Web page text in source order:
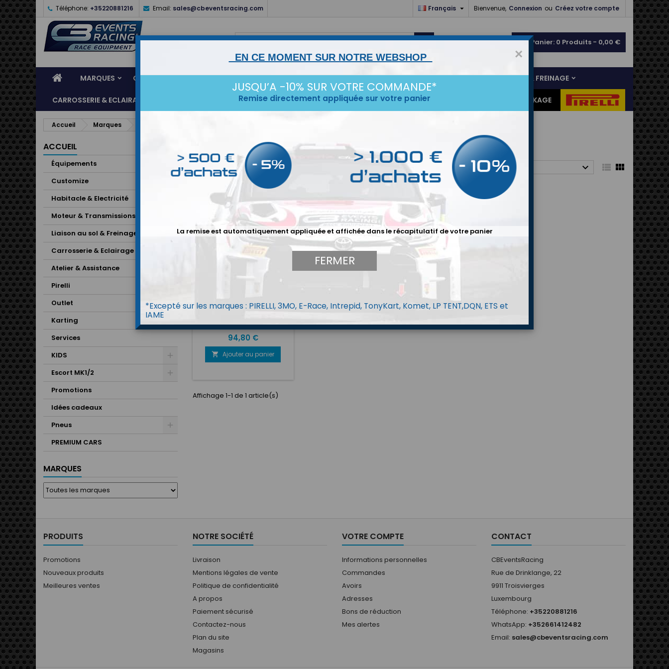
Téléphone: +35220881216 Email: sales@cbeventsracing.com Bienvenue, Connexion ou Créez votre compte
Français 
shopping_cart Panier: 0 Produits - 0,00 €

MARQUES CASQUES ÉQUIPEMENTS HABITACLE & ELECTRICITÉ MOTEUR & TRANSMISSIONS LIAISON AU SOL & FREINAGE
CARROSSERIE & ECLAIRAGE ATELIER & ASSISTANCE ESCORT MK1/2 KARTING SERVICES DESTOCKAGE
Accueil Marques
ACCUEIL
Équipements
Customize
Habitacle & Electricité
Moteur & Transmissions
Liaison au sol & Freinage
Carrosserie & Eclairage
Atelier & Assistance
Pirelli
Outlet
Karting
Services
KIDS
Escort MK1/2
Promotions
Idées cadeaux
Pneus
PREMIUM CARS
MARQUES
LISTE DES PRODUITS DE LA MARQUE CTEK
Il y a 1 produit. Trier par : Choisir   
CHARGEUR DE BATTERIE
CTEK MXS 3.8
MXS 3.8
Prix
94,80 €
 Ajouter au panier
Affichage 1-1 de 1 article(s)
PRODUITS
Promotions
Nouveaux produits
Meilleures ventes
NOTRE SOCIÉTÉ
Livraison
Mentions légales de vente
Politique de confidentialité
A propos
Paiement sécurisé
Contactez-nous
Plan du site
Magasins
VOTRE COMPTE
Informations personnelles
Commandes
Avoirs
Adresses
Bons de réduction
Mes alertes
CONTACT
CBEventsRacing
Rue de Drinklange, 22
9911 Troisvierges
Luxembourg
Téléphone: +35220881216
WhatsApp: +352661412482
Email: sales@cbeventsracing.com
×
EN CE MOMENT SUR NOTRE WEBSHOP
JUSQU’A -10% SUR VOTRE COMMANDE*
Remise directement appliquée sur votre panier
La remise est automatiquement appliquée et affichée dans le récapitulatif de votre panier
FERMER
*Excepté sur les marques : PIRELLI, 3MO, E-Race, Intrepid, TonyKart, Komet, LP TENT,DQN, ETS et
IAME